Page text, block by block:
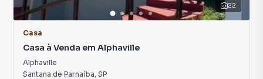
22
Casa
Casa à Venda em Alphaville
Alphaville
Santana de Parnaíba, SP